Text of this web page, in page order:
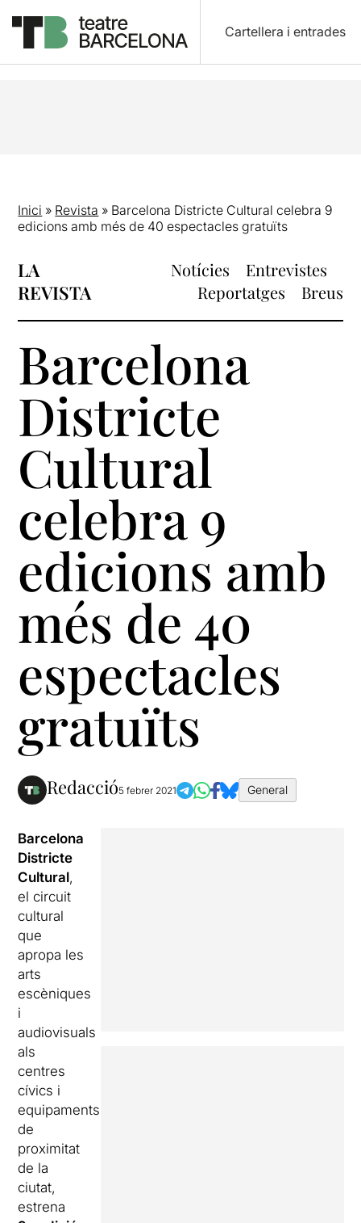
Cartellera i entrades
Inici » Revista » Barcelona Districte Cultural celebra 9
edicions amb més de 40 espectacles gratuïts
LA
REVISTA
Notícies
Entrevistes
Reportatges
Breus
Barcelona
Districte
Cultural
celebra 9
edicions amb
més de 40
espectacles
gratuïts
Redacció5 febrer 2021 General
Barcelona
Districte
Cultural,
el circuit
cultural
que
apropa les
arts
escèniques
i
audiovisuals
als
centres
cívics i
equipaments
de
proximitat
de la
ciutat,
estrena